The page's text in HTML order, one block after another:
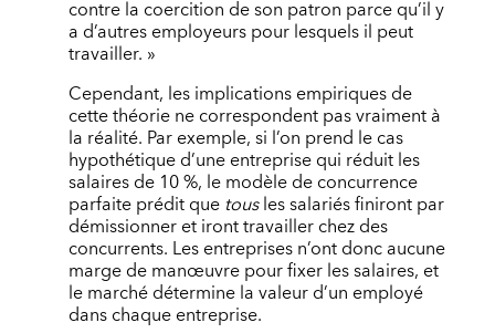
contre la coercition de son patron parce qu’il y
a d’autres employeurs pour lesquels il peut
travailler. »
Cependant, les implications empiriques de
cette théorie ne correspondent pas vraiment à
la réalité. Par exemple, si l’on prend le cas
hypothétique d’une entreprise qui réduit les
salaires de 10 %, le modèle de concurrence
parfaite prédit que tousles salariés finiront par
démissionner et iront travailler chez des
concurrents. Les entreprises n’ont donc aucune
marge de manœuvre pour fixer les salaires, et
le marché détermine la valeur d’un employé
dans chaque entreprise.